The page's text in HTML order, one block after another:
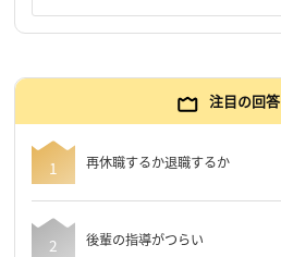
注目の回答
再休職するか退職するか
後輩の指導がつらい